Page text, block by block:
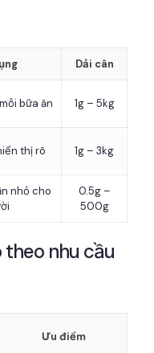
Dải cân
bữa ăn 1g – 5kg
thị rõ 1g – 3kg
nhỏ cho
0.5g –
500g
theo nhu cầu
Ưu điểm